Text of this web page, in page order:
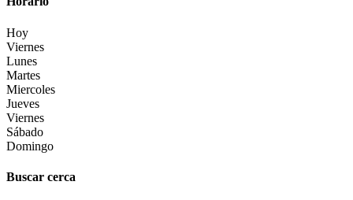
Hoy
Viernes
Lunes
Martes
Miercoles
Jueves
Viernes
Sábado
Domingo
Buscar cerca